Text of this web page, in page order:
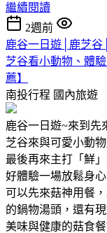
繼續閱讀
2週前
鹿谷一日遊│鹿芝谷
芝谷看小動物、體
薦】
南投行程 國內旅遊
鹿谷一日遊~來到先
芝谷來與可愛小動
最後再來主打「鮮
好體驗一場放鬆身
可以先來菇神用餐
的鍋物湯頭，還有
美味與健康的菇食